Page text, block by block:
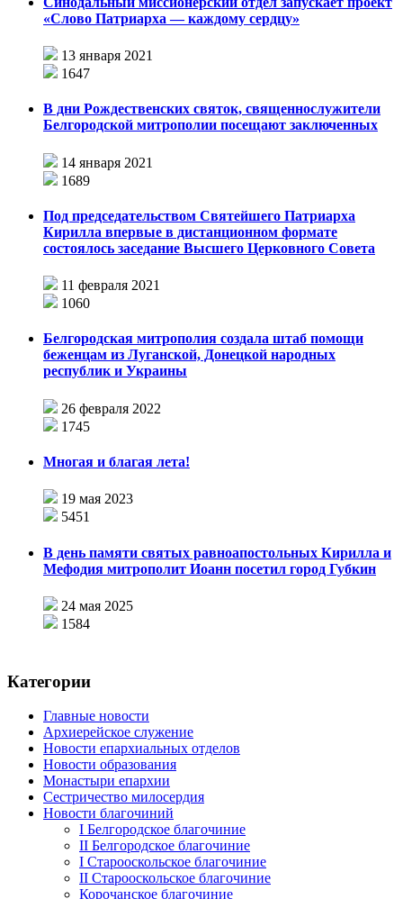
«Слово Патриарха — каждому сердцу»
13 января 2021
1647
В дни Рождественских святок, священнослужители
Белгородской митрополии посещают заключенных
14 января 2021
1689
Под председательством Святейшего Патриарха
Кирилла впервые в дистанционном формате
состоялось заседание Высшего Церковного Совета
11 февраля 2021
1060
Белгородская митрополия создала штаб помощи
беженцам из Луганской, Донецкой народных
республик и Украины
26 февраля 2022
1745
Многая и благая лета!
19 мая 2023
5451
В день памяти святых равноапостольных Кирилла и
Мефодия митрополит Иоанн посетил город Губкин
24 мая 2025
1584
Категории
Главные новости
Архиерейское служение
Новости епархиальных отделов
Новости образования
Монастыри епархии
Сестричество милосердия
Новости благочиний
I Белгородское благочиние
II Белгородское благочиние
I Старооскольское благочиние
II Старооскольское благочиние
Корочанское благочиние